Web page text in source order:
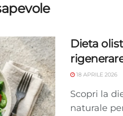
Dieta
18 APRILE 2026
Scopri la
naturale